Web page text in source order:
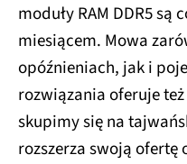
moduły RAM DDR5 są
miesiącem. Mowa
opóźnieniach, jak i
rozwiązania oferuje
skupimy się na
rozszerza swoją